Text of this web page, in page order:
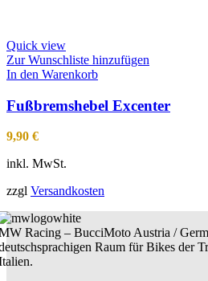
Quick view
Zur Wunschliste hinzufügen
In den Warenkorb
Fußbremshebel Excenter
9,90 €
inkl. MwSt.
zzgl Versandkosten
Racing – BucciMoto Austria /
Raum für Bikes der